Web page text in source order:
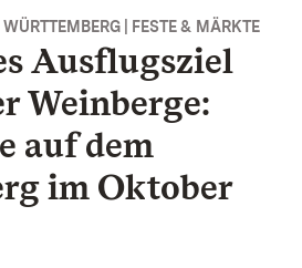
| FESTE & MÄRKTE
Ausflugsziel
Weinberge:
auf dem
im Oktober